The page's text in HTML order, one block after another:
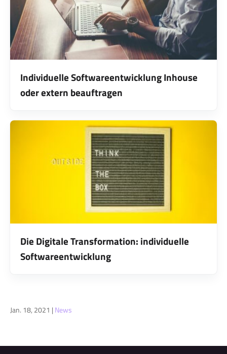
Individuelle Softwareentwicklung Inhouse
oder extern beauftragen
Die Digitale Transformation: individuelle
Softwareentwicklung
Jan. 18, 2021 | News